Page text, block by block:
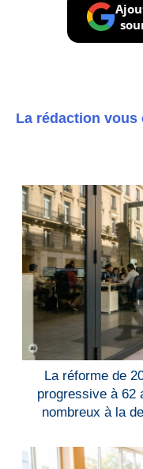
La rédaction vous
La réforme de
progressive à 62
nombreux à la